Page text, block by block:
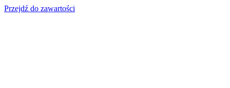
Przejdź do zawartości